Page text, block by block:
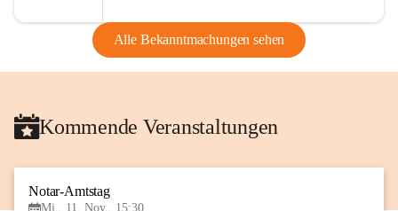
Alle Bekanntmachungen sehen
Kommende Veranstaltungen
Notar-Amtstag
Mi., 11. Nov., 15:30